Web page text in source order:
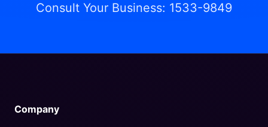
Consult Your Business: 1533-9849
Company